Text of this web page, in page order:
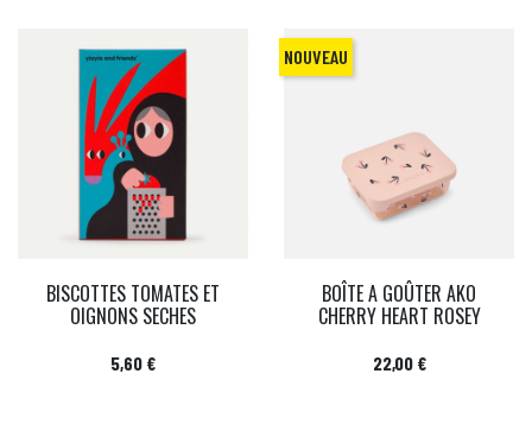
BISCOTTES TOMATES ET
OIGNONS SECHES
Prix
5,60 €
BOÎTE A GOÛTER AKO
CHERRY HEART ROSEY
Prix
22,00 €
NOUVEAU